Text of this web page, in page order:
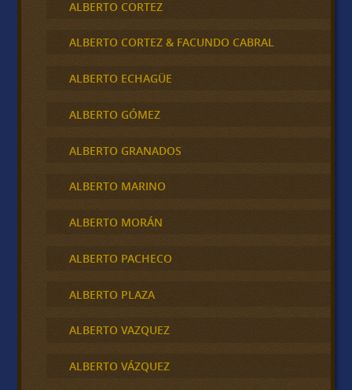
ALBERTO CORTEZ
ALBERTO CORTEZ & FACUNDO CABRAL
ALBERTO ECHAGÜE
ALBERTO GÓMEZ
ALBERTO GRANADOS
ALBERTO MARINO
ALBERTO MORÁN
ALBERTO PACHECO
ALBERTO PLAZA
ALBERTO VAZQUEZ
ALBERTO VÁZQUEZ